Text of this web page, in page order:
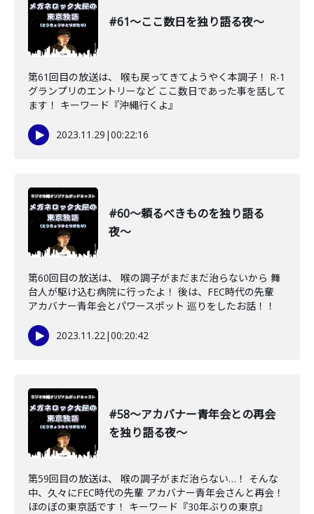
#61〜ここ数日を独り語る夜〜
第61回目の放送は、 喉も戻ってきてようやく本調子！ R-1
グランプリのエントリーなど ここ数日であった事を話して
ます！ キーワード『沖縄行くよ』
2023.11.29 |00:22:16
#60〜頼るべきものを独り語る
夜〜
第60回目の放送は、 喉の調子がまだまだ治らないから 舞
台人が駆け込む病院に行ったよ！ 後は、FEC時代の先輩
アカバナー青年会とパワースポット 巡りをしたお話！！
2023.11.22|00:20:42
#58〜アカバナー青年会との再会
を独り語る夜〜
第59回目の放送は、 喉の調子がまだ治らない…！ そんな
中、久々にFEC時代の先輩 アカバナー青年会さんと再会！
ほのぼの東京話です！ キーワード『30年ぶりの東京』